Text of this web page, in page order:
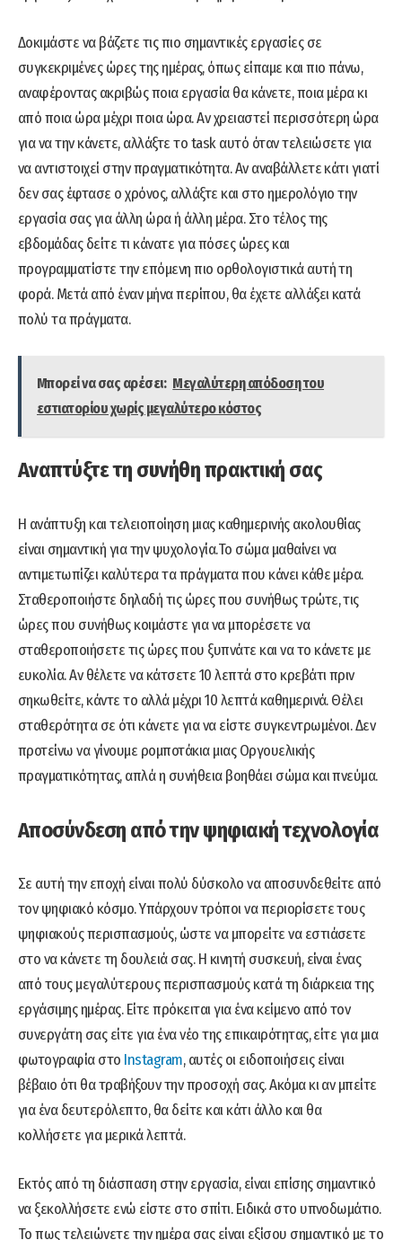
Δοκιμάστε να βάζετε τις πιο σημαντικές εργασίες σε
συγκεκριμένες ώρες της ημέρας, όπως είπαμε και πιο πάνω,
αναφέροντας ακριβώς ποια εργασία θα κάνετε, ποια μέρα κι
από ποια ώρα μέχρι ποια ώρα. Αν χρειαστεί περισσότερη ώρα
για να την κάνετε, αλλάξτε το task αυτό όταν τελειώσετε για
να αντιστοιχεί στην πραγματικότητα. Αν αναβάλλετε κάτι γιατί
δεν σας έφτασε ο χρόνος, αλλάξτε και στο ημερολόγιο την
εργασία σας για άλλη ώρα ή άλλη μέρα. Στο τέλος της
εβδομάδας δείτε τι κάνατε για πόσες ώρες και
προγραμματίστε την επόμενη πιο ορθολογιστικά αυτή τη
φορά. Μετά από έναν μήνα περίπου, θα έχετε αλλάξει κατά
πολύ τα πράγματα.
Μπορεί να σας αρέσει: Μεγαλύτερη απόδοση του
εστιατορίου χωρίς μεγαλύτερο κόστος
Αναπτύξτε τη συνήθη πρακτική σας
Η ανάπτυξη και τελειοποίηση μιας καθημερινής ακολουθίας
είναι σημαντική για την ψυχολογία.Το σώμα μαθαίνει να
αντιμετωπίζει καλύτερα τα πράγματα που κάνει κάθε μέρα.
Σταθεροποιήστε δηλαδή τις ώρες που συνήθως τρώτε, τις
ώρες που συνήθως κοιμάστε για να μπορέσετε να
σταθεροποιήσετε τις ώρες που ξυπνάτε και να το κάνετε με
ευκολία. Αν θέλετε να κάτσετε 10 λεπτά στο κρεβάτι πριν
σηκωθείτε, κάντε το αλλά μέχρι 10 λεπτά καθημερινά. Θέλει
σταθερότητα σε ότι κάνετε για να είστε συγκεντρωμένοι. Δεν
προτείνω να γίνουμε ρομποτάκια μιας Οργουελικής
πραγματικότητας, απλά η συνήθεια βοηθάει σώμα και πνεύμα.
Αποσύνδεση από την ψηφιακή τεχνολογία
Σε αυτή την εποχή είναι πολύ δύσκολο να αποσυνδεθείτε από
τον ψηφιακό κόσμο. Υπάρχουν τρόποι να περιορίσετε τους
ψηφιακούς περισπασμούς, ώστε να μπορείτε να εστιάσετε
στο να κάνετε τη δουλειά σας. Η κινητή συσκευή, είναι ένας
από τους μεγαλύτερους περισπασμούς κατά τη διάρκεια της
εργάσιμης ημέρας. Είτε πρόκειται για ένα κείμενο από τον
συνεργάτη σας είτε για ένα νέο της επικαιρότητας, είτε για μια
φωτογραφία στο Instagram, αυτές οι ειδοποιήσεις είναι
βέβαιο ότι θα τραβήξουν την προσοχή σας. Ακόμα κι αν μπείτε
για ένα δευτερόλεπτο, θα δείτε και κάτι άλλο και θα
κολλήσετε για μερικά λεπτά.
Εκτός από τη διάσπαση στην εργασία, είναι επίσης σημαντικό
να ξεκολλήσετε ενώ είστε στο σπίτι. Ειδικά στο υπνοδωμάτιο.
Το πως τελειώνετε την ημέρα σας είναι εξίσου σημαντικό με το